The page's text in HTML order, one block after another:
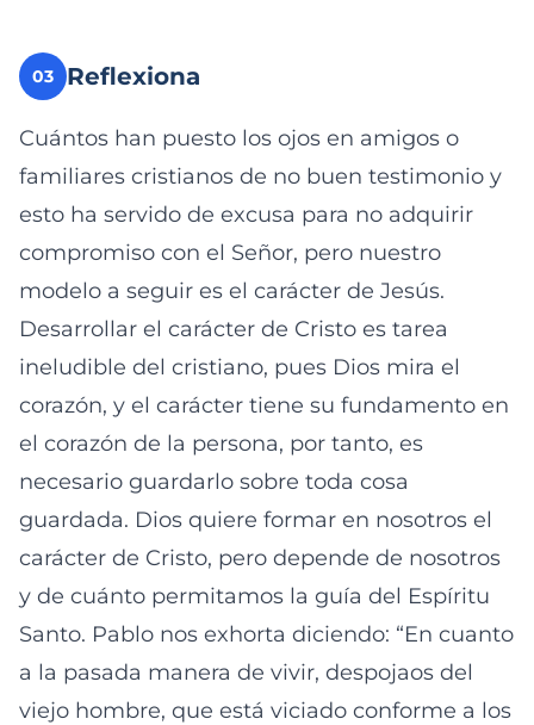
03 Reflexiona
Cuántos han puesto los ojos en amigos o
familiares cristianos de no buen testimonio y
esto ha servido de excusa para no adquirir
compromiso con el Señor, pero nuestro
modelo a seguir es el carácter de Jesús.
Desarrollar el carácter de Cristo es tarea
ineludible del cristiano, pues Dios mira el
corazón, y el carácter tiene su fundamento en
el corazón de la persona, por tanto, es
necesario guardarlo sobre toda cosa
guardada. Dios quiere formar en nosotros el
carácter de Cristo, pero depende de nosotros
y de cuánto permitamos la guía del Espíritu
Santo. Pablo nos exhorta diciendo: “En cuanto
a la pasada manera de vivir, despojaos del
viejo hombre, que está viciado conforme a los